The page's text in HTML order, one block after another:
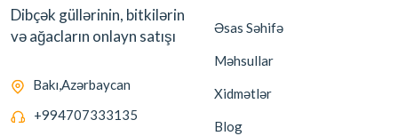
Dibçək güllərinin, bitkilərin
və ağacların onlayn satışı
Bakı,Azərbaycan
+994707333135
Əsas Səhifə
Məhsullar
Xidmətlər
Blog